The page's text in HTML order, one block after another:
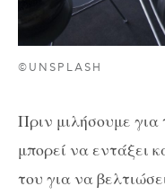
©UNSPLASH
Πριν μιλήσουμε για
μπορεί να εντάξει
του για να